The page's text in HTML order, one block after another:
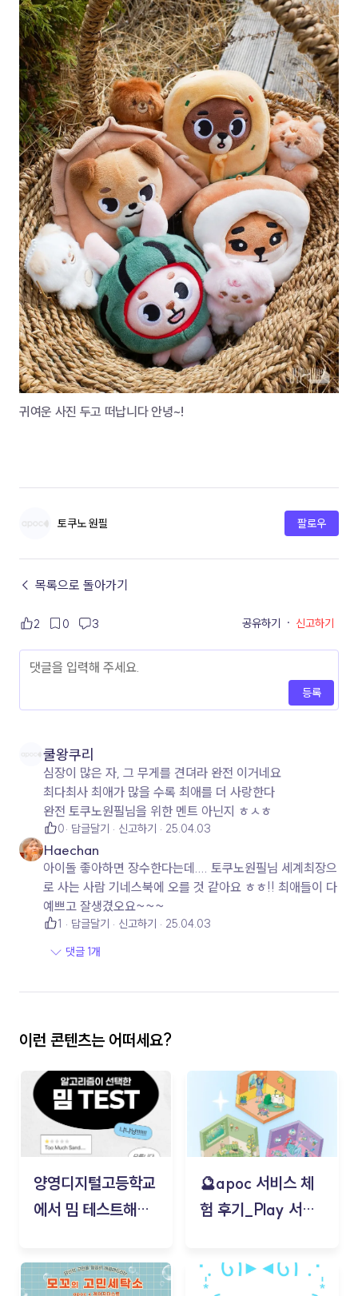
귀여운 사진 두고 떠납니다 안녕~!
토쿠노 원필 팔로우
← 목록으로 돌아가기
2 0 3 공유하기 · 신고하기
등록
쿨왕쿠리
심장이 많은 자, 그 무게를 견뎌라 완전 이거네요
최다최사 최애가 많을 수록 최애를 더 사랑한다
완전 토쿠노원필님을 위한 멘트 아닌지 ㅎㅅㅎ
0 답글달기 신고하기 25.04.03
Haechan
아이돌 좋아하면 장수한다는데.... 토쿠노원필님 세계최장으
로 사는 사람 기네스북에 오를 것 같아요 ㅎㅎ!! 최애들이 다
예쁘고 잘생겼오요~~~
1 답글달기 신고하기
25.04.03
댓글 1개
이런 콘텐츠는 어떠세요?
양영디지털고등학교
에서 밈 테스트해보
🔮apoc 서비스 체
험 후기_Play 서비
김태현